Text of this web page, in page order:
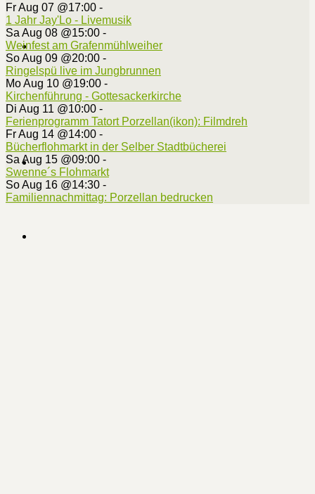
Fr Aug 07 @17:00 -
1 Jahr Jay'Lo - Livemusik
Sa Aug 08 @15:00 -
Weinfest am Grafenmühlweiher
So Aug 09 @20:00 -
Ringelspü live im Jungbrunnen
Mo Aug 10 @19:00 -
Kirchenführung - Gottesackerkirche
Di Aug 11 @10:00 -
Ferienprogramm Tatort Porzellan(ikon): Filmdreh
Fr Aug 14 @14:00 -
Bücherflohmarkt in der Selber Stadtbücherei
Sa Aug 15 @09:00 -
Swenne´s Flohmarkt
So Aug 16 @14:30 -
Familiennachmittag: Porzellan bedrucken